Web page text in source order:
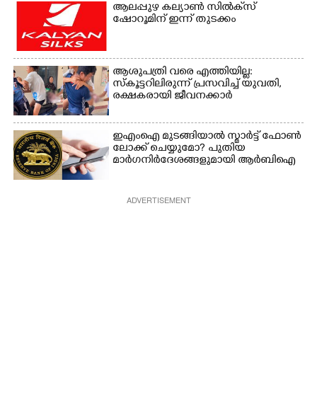
ആലപ്പുഴ കല്യാൺ സിൽക്‌സ്
ഷോറൂമിന് ഇന്ന് തുടക്കം
ആശുപത്രി വരെ എത്തിയില്ല:
സ്കൂട്ടറിലിരുന്ന് പ്രസവിച്ച് യുവതി,
രക്ഷകരായി ജീവനക്കാർ
ഇഎംഐ മുടങ്ങിയാൽ സ്മാർട്ട് ഫോൺ
ലോക്ക് ചെയ്യുമോ? പുതിയ
മാർഗനിർദേശങ്ങളുമായി ആർബിഐ
ADVERTISEMENT